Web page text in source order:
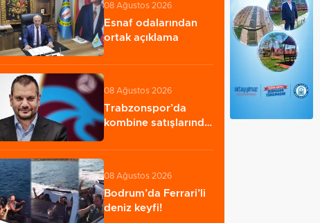
08 Ağustos 2026
Esnaf odalarından
ortak açıklama
08 Ağustos 2026
Trabzonspor’da
kombine satışlarında
08 Ağustos 2026
Bodrum’da Ferrari’li
deniz keyfi!